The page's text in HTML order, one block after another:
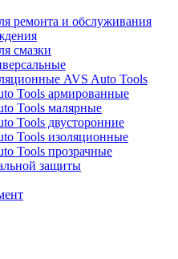
ремонта и обслуживания
смазки
AVS Auto Tools
Tools армированные
Tools малярные
Tools двусторонние
Tools изоляционные
Tools прозрачные
защиты